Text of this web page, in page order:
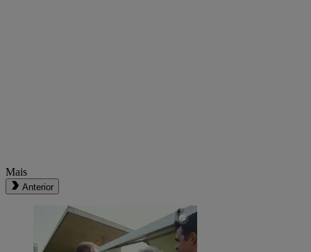
Mais
Anterior